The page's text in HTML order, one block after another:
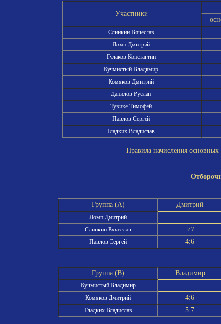
Участники
Слинкин Вячеслав
Ломп Дмитрий
Гулаков Константин
Кучмистый Владимир
Комяков Дмитрий
Данилов Руслан
Тувике Тимофей
Павлов Сергей
Гладких Владислав
Правила начисления
Группа (A) Дмитрий
Ломп Дмитрий
Слинкин Вячеслав
5:7
Павлов Сергей 4:6
Группа (B) Владимир
Кучмистый Владимир
Комяков Дмитрий
4:6
Гладких Владислав 5:7